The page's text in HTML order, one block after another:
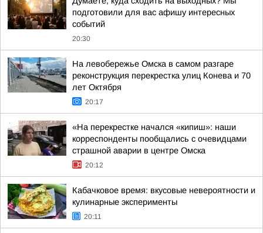
подготовили для вас афишу интересных
событий
20:30
На левобережье Омска в самом разгаре
реконструкция перекрестка улиц Конева и 70
лет Октября
20:17
«На перекрестке начался «кипиш»: наши
корреспонденты пообщались с очевидцами
страшной аварии в центре Омска
20:12
Кабачковое время: вкусовые невероятности и
кулинарные эксперименты
20:11